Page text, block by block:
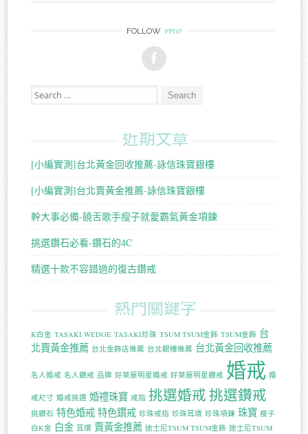
FOLLOW me
Search for:
近期文章
[小編實測]台北黃金回收推薦-詠信珠寶銀樓
[小編實測]台北賣黃金推薦-詠信珠寶銀樓
幹大事必備-饒舌歌手瘦子就愛霸氣黃金項鍊
挑選鑽石必看-鑽石的4C
精選十款不容錯過的復古鑽戒
熱門關鍵字
K白金 TASAKI WEDGE TASAKI珍珠 TSUM TSUM金飾 TSUM金飾 台
北賣黃金推薦 台北金飾店推薦 台北銀樓推薦 台北黃金回收推薦
名人婚戒 名人鑽戒 品牌 好萊屋明星婚戒 好萊屋明星鑽戒 婚戒 婚
戒尺寸 婚戒挑選 婚禮珠寶 戒指 挑選婚戒挑選鑽戒
挑鑽石 特色婚戒 特色鑽戒 珍珠戒指 珍珠耳環 珍珠項鍊 珠寶 瘦子
白K金 白金 耳環 賣黃金推薦 迪士尼TSUM TSUM金飾 迪士尼TSUM